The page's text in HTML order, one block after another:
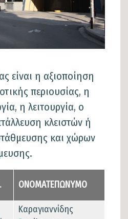
είναι η αξιοποίηση
περιουσίας, η
η λειτουργία, ο
κλειστών ή
και χώρων
ΟΝΟΜΑΤΕΠΩΝΥΜΟ
Καραγιαννίδης